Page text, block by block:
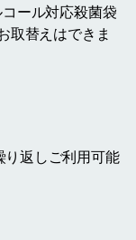
ール対応殺菌袋
取替えはできま
返しご利用可能